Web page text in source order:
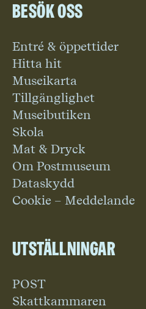
Besök oss
Entré & öppettider
Hitta hit
Museikarta
Tillgänglighet
Museibutiken
Skola
Mat & Dryck
Om Postmuseum
Dataskydd
Cookie – Meddelande
Utställningar
POST
Skattkammaren